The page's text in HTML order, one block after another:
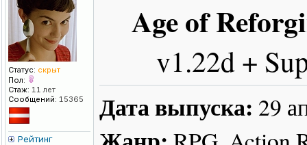
Статус: скрыт
Пол:
Стаж: 11 лет
Сообщений: 15365
Рейтинг
Age of
v1.22d +
Дата выпуска: 29